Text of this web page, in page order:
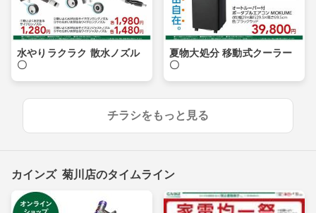
水やりラクラク 散水ノズル
〇
夏物大処分 移動式クーラー
〇
チラシをもっと見る
カインズ 菊川店のタイムライン